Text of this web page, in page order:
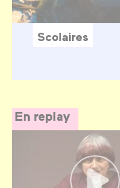
Scolaires
En replay